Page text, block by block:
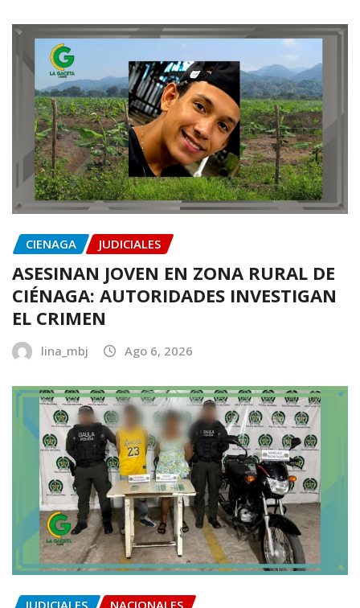
CIENAGA JUDICIALES
ASESINAN JOVEN EN ZONA RURAL DE
CIÉNAGA: AUTORIDADES INVESTIGAN
EL CRIMEN
lina_mbj Ago 6, 2026